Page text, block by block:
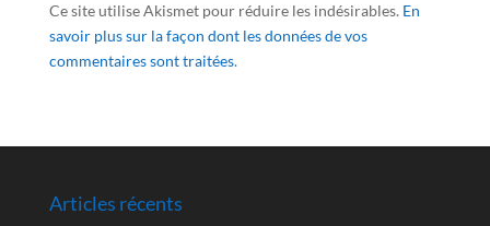
Ce site utilise Akismet pour réduire les indésirables. En
savoir plus sur la façon dont les données de vos
commentaires sont traitées.
Articles récents